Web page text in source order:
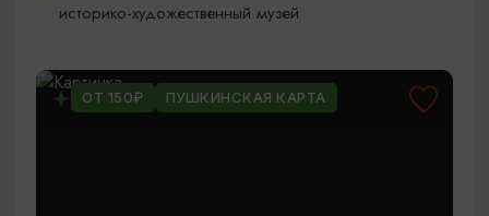
историко-художественный музей
ОТ 150₽ ПУШКИНСКАЯ КАРТА